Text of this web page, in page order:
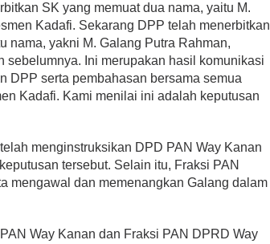
SK yang memuat dua nama, yaitu M.
Kadafi. Sekarang DPP telah menerbitkan
nama, yakni M. Galang Putra Rahman,
sebelumnya. Ini merupakan hasil komunikasi
DPP serta pembahasan bersama semua
Kadafi. Kami menilai ini adalah keputusan
menginstruksikan DPD PAN Way Kanan
tersebut. Selain itu, Fraksi PAN
mengawal dan memenangkan Galang dalam
Way Kanan dan Fraksi PAN DPRD Way